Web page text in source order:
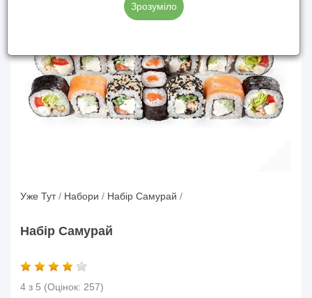
Уже Тут/ Набори / Набір Самурай /
Набір Самурай
4 з 5 (Оцінок: 257)
Зрозуміло